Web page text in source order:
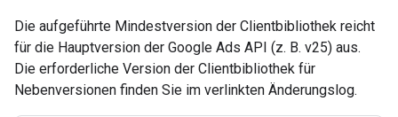
Die aufgeführte Mindestversion der Clientbibliothek reicht
für die Hauptversion der Google Ads API (z. B. v25) aus.
Die erforderliche Version der Clientbibliothek für
Nebenversionen finden Sie im verlinkten Änderungslog.